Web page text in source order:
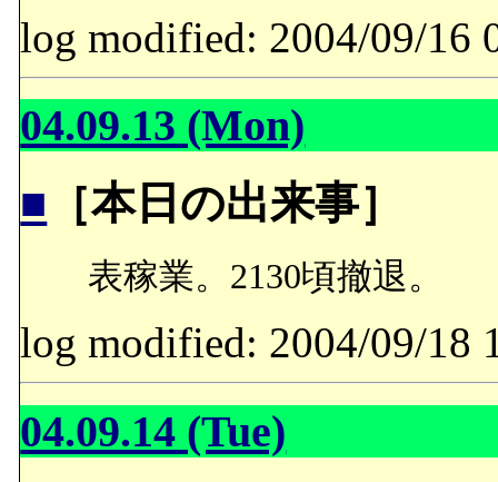
log modified: 2004/09/16
04.09.13 (Mon)
■ ［本日の出来事］
表稼業。2130頃撤退。
log modified: 2004/09/18
04.09.14 (Tue)